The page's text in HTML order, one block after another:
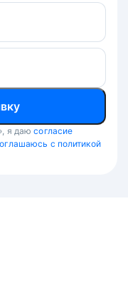
я даю согласие
с политикой